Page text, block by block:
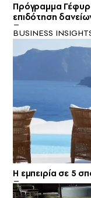
Πρόγραμμα
επιδότηση
BUSINESS
Η εμπειρία σε 5